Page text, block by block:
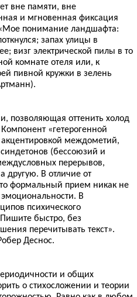
вне памяти, вне
и мгновенная фиксация
понимание ландшафта:
запах улицы в
визг электрической пилы в то
комнате отеля или, к
пивной кружки в зелень
позволяющая оттенить холод
«гетерогенной
междометий,
(бессоюзий и
перерывов,
другую. В отличие от
формальный прием никак не
В
психического
быстро, без
перечитывать текст».
Деснос.
и общих
о стихосложении и теории